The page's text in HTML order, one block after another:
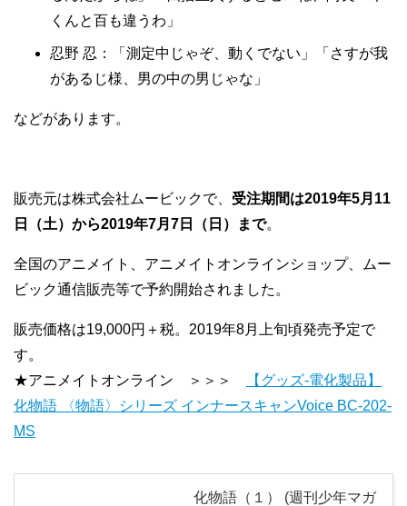
くんと百も違うわ」
忍野 忍：「測定中じゃぞ、動くでない」「さすが我
があるじ様、男の中の男じゃな」
などがあります。
販売元は株式会社ムービックで、 受注期間は2019年5月11
日（土）から2019年7月7日（日）まで。
全国のアニメイト、アニメイトオンラインショップ、ムー
ビック通信販売等で予約開始されました。
販売価格は19,000円＋税。2019年8月上旬頃発売予定で
す。
★アニメイトオンライン ＞＞＞
【グッズ-電化製品】
化物語 〈物語〉シリーズ インナースキャンVoice BC-202-
MS
化物語（１） (週刊少年マガ